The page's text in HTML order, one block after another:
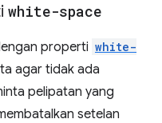
white-space
properti white-
agar tidak ada
pelipatan yang
setelan